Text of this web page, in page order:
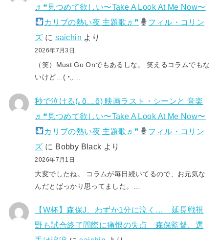
♬❝見つめて欲しい〜Take A Look At Me Now〜
カリブの熱い夜 主題歌♬❞
フィル・コリン
ズ にsaichin より
2026年7月3日
（笑）Must Go Onでもあるしな。 笑えるコラムでもな
いけど…(⁠◔⁠‿⁠…
秒で泣ける(⁠｡⁠ŏ⁠﹏⁠ŏ⁠) 映画ラスト・シーンと 音楽
♬❝見つめて欲しい〜Take A Look At Me Now〜
カリブの熱い夜 主題歌♬❞
フィル・コリン
ズ に Bobby Black より
2026年7月1日
大変でしたね。 コラムが毎日続いてるので、お元気な
んだとばっかり思ってました。…
【W杯】森保J、わずか1分に泣く… 延長戦視
野も試合終了間際に痛恨の失点 森保監督、選